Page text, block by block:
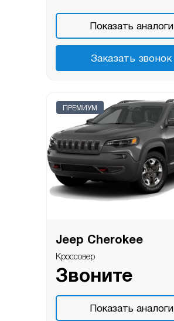
Показать аналоги
Заказать звонок
ПРЕМИУМ
Jeep Cherokee
Кроссовер
Звоните
Показать аналоги